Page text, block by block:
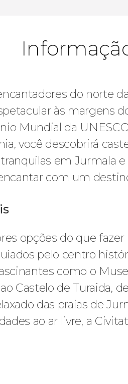
do norte
às margens
Mundial da
você descobrirá
em Jurmala
com um
opções do que
pelo centro
como o
Castelo de Turaida,
das praias de
ao ar livre, a